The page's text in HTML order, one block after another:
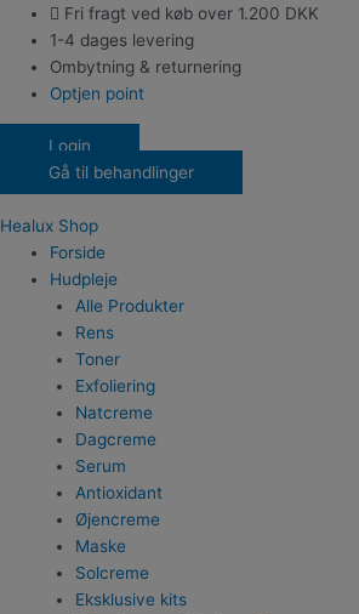
indholdet
Fri fragt ved køb over 1.200 DKK
1-4 dages levering
Ombytning & returnering
Optjen point
Login
Gå til behandlinger
Healux Shop
Forside
Hudpleje
Alle Produkter
Rens
Toner
Exfoliering
Natcreme
Dagcreme
Serum
Antioxidant
Øjencreme
Maske
Solcreme
Eksklusive kits